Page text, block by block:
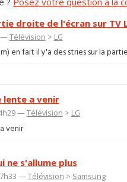
droite de l'écran sur TV
—Télévision > LG
en fait il y'a des stries sur la
lente a venir
—Télévision > LG
venir
ne s'allume plus
—Télévision > Samsung